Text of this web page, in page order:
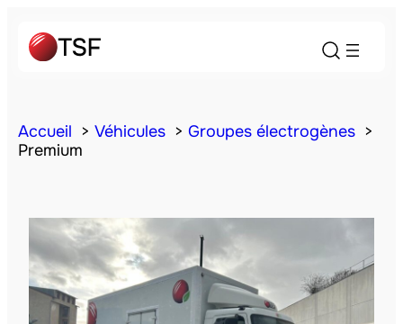
Accueil Véhicules
Groupes électrogènes
Premium